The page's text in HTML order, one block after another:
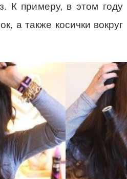
К примеру, в этом году
а также косички вокруг